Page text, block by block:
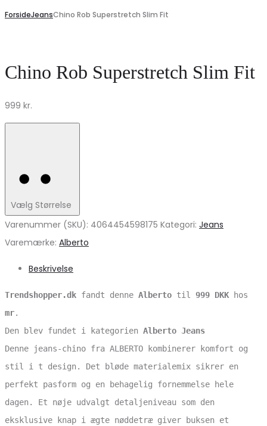
ForsideJeansChino Rob Superstretch Slim Fit
Chino Rob Superstretch Slim Fit
999 kr.
Vælg Størrelse
Varenummer (SKU): 4064454598175 Kategori: Jeans
Varemærke: Alberto
Beskrivelse
Trendshopper.dk fandt denne Alberto til 999 DKK hos
mr.
Den blev fundet i kategorien Alberto Jeans
Denne jeans-chino fra ALBERTO kombinerer komfort og
stil i t design. Det bløde materialemix sikrer en
perfekt pasform og en behagelig fornemmelse hele
dagen. Et nøje udvalgt detaljeniveau som den
eksklusive knap i ægte nøddetræ giver buksen et